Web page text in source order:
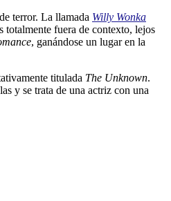
terror. La llamada Willy Wonka
totalmente fuera de contexto, lejos
, ganándose un lugar en la
titulada The Unknown.
y se trata de una actriz con una